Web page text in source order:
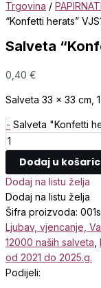
Trgovina /
“Konfetti herats”
Salveta
0,40 €
Salveta 33 x 33 cm,
- Salveta "Konfetti
Dodaj u
Dodaj na listu želja
Dodaj na listu želja
Šifra proizvoda:
Ljubav, vjencanje,
12000 naših salveta
od 2021 do 2025.g.
Podijeli: